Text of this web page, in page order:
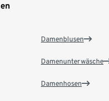
Damenblusen
Damenunterwäsche
Damenhosen